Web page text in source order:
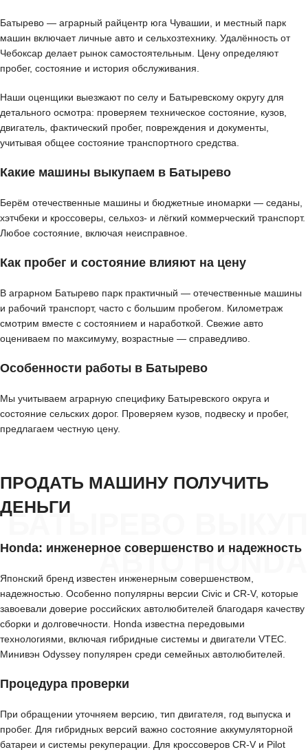
Батырево — аграрный райцентр юга Чувашии, и местный парк
машин включает личные авто и сельхозтехнику. Удалённость от
Чебоксар делает рынок самостоятельным. Цену определяют
пробег, состояние и история обслуживания.
Наши оценщики выезжают по селу и Батыревскому округу для
детального осмотра: проверяем техническое состояние, кузов,
двигатель, фактический пробег, повреждения и документы,
учитывая общее состояние транспортного средства.
Какие машины выкупаем в Батырево
Берём отечественные машины и бюджетные иномарки — седаны,
хэтчбеки и кроссоверы, сельхоз- и лёгкий коммерческий транспорт.
Любое состояние, включая неисправное.
Как пробег и состояние влияют на цену
В аграрном Батырево парк практичный — отечественные машины
и рабочий транспорт, часто с большим пробегом. Километраж
смотрим вместе с состоянием и наработкой. Свежие авто
оцениваем по максимуму, возрастные — справедливо.
Особенности работы в Батырево
Мы учитываем аграрную специфику Батыревского округа и
состояние сельских дорог. Проверяем кузов, подвеску и пробег,
предлагаем честную цену.
БАТЫРЕВО ВЫКУП
АВТО HONDA
ПРОДАТЬ МАШИНУ ПОЛУЧИТЬ
ДЕНЬГИ
Honda: инженерное совершенство и надежность
Японский бренд известен инженерным совершенством,
надежностью. Особенно популярны версии Civic и CR-V, которые
завоевали доверие российских автолюбителей благодаря качеству
сборки и долговечности. Honda известна передовыми
технологиями, включая гибридные системы и двигатели VTEC.
Минивэн Odyssey популярен среди семейных автолюбителей.
Процедура проверки
При обращении уточняем версию, тип двигателя, год выпуска и
пробег. Для гибридных версий важно состояние аккумуляторной
батареи и системы рекуперации. Для кроссоверов CR-V и Pilot